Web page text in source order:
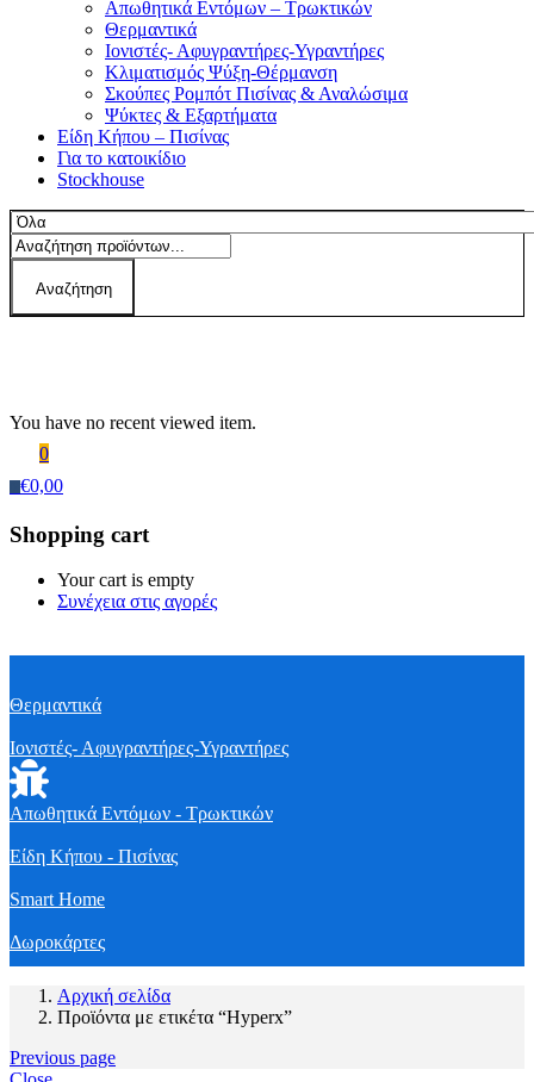
Απωθητικά Εντόμων – Τρωκτικών
Θερμαντικά
Ιονιστές- Αφυγραντήρες-Υγραντήρες
Κλιματισμός Ψύξη-Θέρμανση
Σκούπες Ρομπότ Πισίνας & Αναλώσιμα
Ψύκτες & Εξαρτήματα
Είδη Κήπου – Πισίνας
Για το κατοικίδιο
Stockhouse
Αναζήτηση
You have no recent viewed item.
0
€0,00
Shopping cart
Your cart is empty
Συνέχεια στις αγορές
Θερμαντικά
Ιονιστές- Αφυγραντήρες-Υγραντήρες
Απωθητικά Εντόμων - Τρωκτικών
Είδη Κήπου - Πισίνας
Smart Home
Δωροκάρτες
Αρχική σελίδα
Προϊόντα με ετικέτα “Hyperx”
Previous page